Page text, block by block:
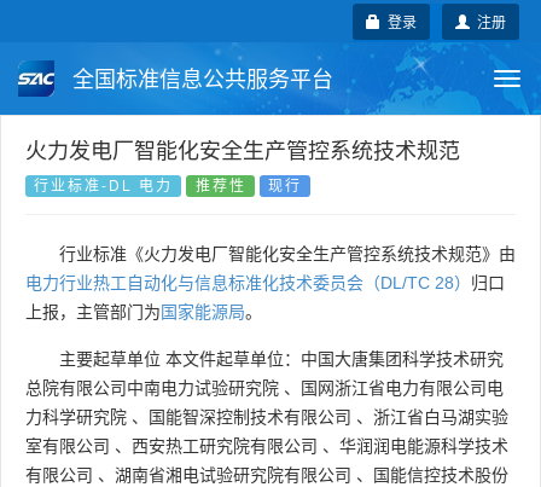
注册
登录
全国标准信息公共服务平台
国家标准 行业标准 地方标准
国外标准 技术委员会
火力发电厂智能化安全生产管控系统技术规范
行业标准-DL 电力 推荐性 现行
行业标准《火力发电厂智能化安全生产管控系统技术规范》由
电力行业热工自动化与信息标准化技术委员会（DL/TC 28） 归口
上报，主管部门为国家能源局。
主要起草单位 本文件起草单位：中国大唐集团科学技术研究
总院有限公司中南电力试验研究院 、
国网浙江省电力有限公司电
力科学研究院 、 国能智深控制技术有限公司 、 浙江省白马湖实验
室有限公司 、 西安热工研究院有限公司 、 华润润电能源科学技术
有限公司 、 湖南省湘电试验研究院有限公司 、
国能信控技术股份